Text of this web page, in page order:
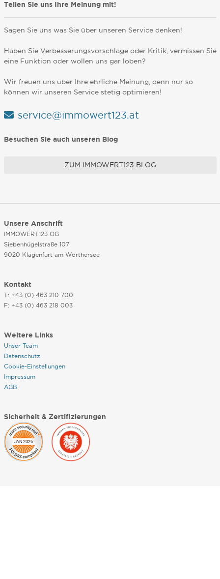
Teilen Sie uns Ihre Meinung mit!
Sagen Sie uns was Sie über unseren Service denken!
Haben Sie Verbesserungsvorschläge oder Kritik, vermissen Sie
eine Funktion oder wollen uns gar loben?
Wir freuen uns über Ihre ehrliche Meinung, denn nur so
können wir unseren Service stetig optimieren!
service@immowert123.at
Besuchen Sie auch unseren Blog
ZUM IMMOWERT123 BLOG
Unsere Anschrift
IMMOWERT123 OG
Siebenhügelstraße 107
9020 Klagenfurt am Wörthersee
Kontakt
T: +43 (0) 463 210 700
F: +43 (0) 463 218 003
Weitere Links
Unser Team
Datenschutz
Cookie-Einstellungen
Impressum
AGB
Sicherheit & Zertifizierungen